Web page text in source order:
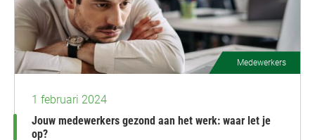
Medewerkers
1 februari 2024
Jouw medewerkers gezond aan het werk: waar let je
op?